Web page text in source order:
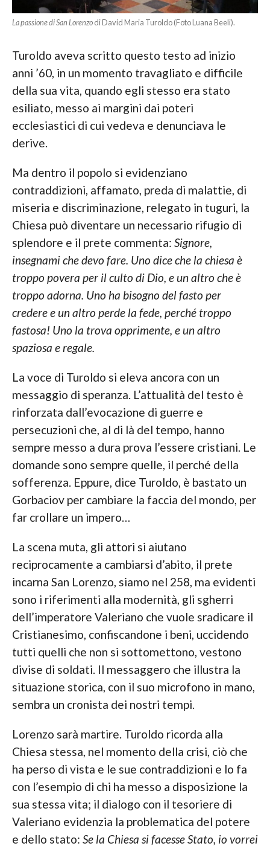
La passione di San Lorenzodi David Maria Turoldo (Foto Luana Beeli).
Turoldo aveva scritto questo testo ad inizio
anni ’60, in un momento travagliato e difficile
della sua vita, quando egli stesso era stato
esiliato, messo ai margini dai poteri
ecclesiastici di cui vedeva e denunciava le
derive.
Ma dentro il popolo si evidenziano
contraddizioni, affamato, preda di malattie, di
miseria e discriminazione, relegato in tuguri, la
Chiesa può diventare un necessario rifugio di
splendore e il prete commenta: Signore,
insegnami che devo fare. Uno dice che la chiesa è
troppo povera per il culto di Dio, e un altro che è
troppo adorna. Uno ha bisogno del fasto per
credere e un altro perde la fede, perché troppo
fastosa! Uno la trova opprimente, e un altro
spaziosa e regale.
La voce di Turoldo si eleva ancora con un
messaggio di speranza. L’attualità del testo è
rinforzata dall’evocazione di guerre e
persecuzioni che, al di là del tempo, hanno
sempre messo a dura prova l’essere cristiani. Le
domande sono sempre quelle, il perché della
sofferenza. Eppure, dice Turoldo, è bastato un
Gorbaciov per cambiare la faccia del mondo, per
far crollare un impero…
La scena muta, gli attori si aiutano
reciprocamente a cambiarsi d’abito, il prete
incarna San Lorenzo, siamo nel 258, ma evidenti
sono i riferimenti alla modernità, gli sgherri
dell’imperatore Valeriano che vuole sradicare il
Cristianesimo, confiscandone i beni, uccidendo
tutti quelli che non si sottomettono, vestono
divise di soldati. Il messaggero che illustra la
situazione storica, con il suo microfono in mano,
sembra un cronista dei nostri tempi.
Lorenzo sarà martire. Turoldo ricorda alla
Chiesa stessa, nel momento della crisi, ciò che
ha perso di vista e le sue contraddizioni e lo fa
con l’esempio di chi ha messo a disposizione la
sua stessa vita; il dialogo con il tesoriere di
Valeriano evidenzia la problematica del potere
e dello stato: Se la Chiesa si facesse Stato, io vorrei